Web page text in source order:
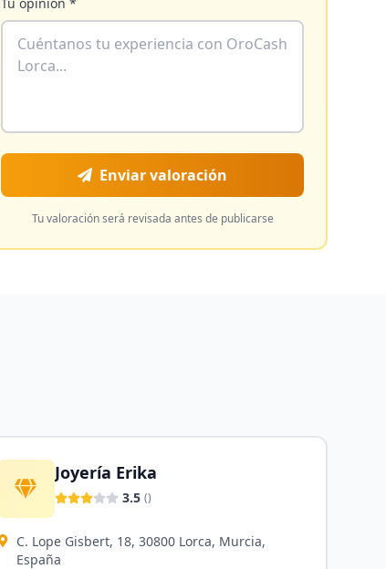
Enviar valoración
Tu valoración será revisada antes de publicarse
Joyería Erika
3.5 ()
C. Lope Gisbert, 18, 30800 Lorca, Murcia,
España